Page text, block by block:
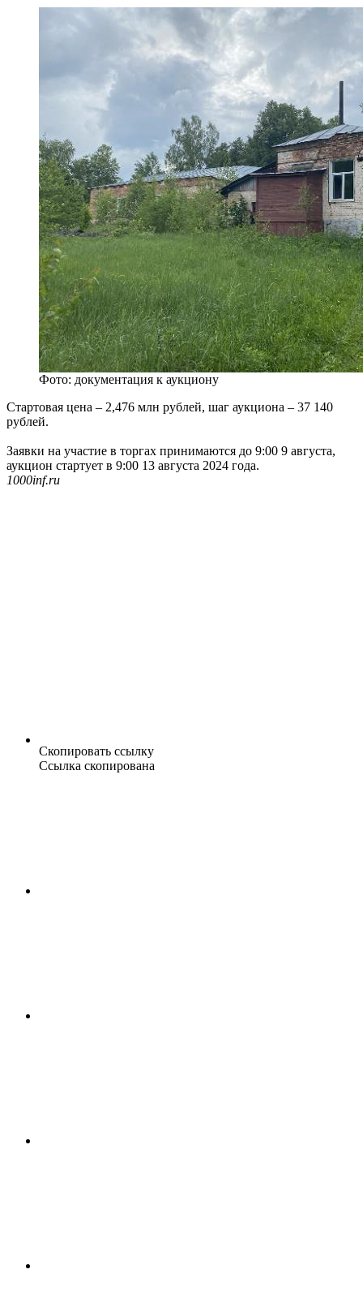
Фото: документация к аукциону
Стартовая цена – 2,476 млн рублей, шаг аукциона – 37 140
рублей.
Заявки на участие в торгах принимаются до 9:00 9 августа,
аукцион стартует в 9:00 13 августа 2024 года.
1000inf.ru
Скопировать ссылку
Ссылка скопирована